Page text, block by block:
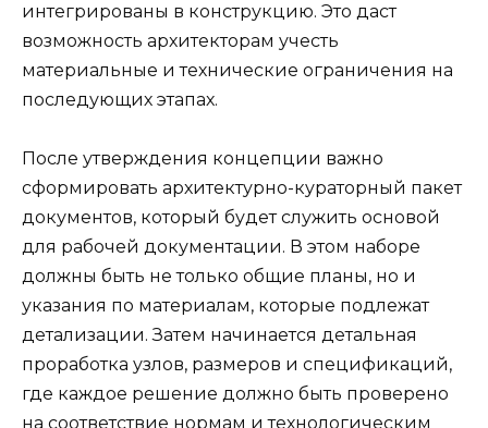
интегрированы в конструкцию. Это даст
возможность архитекторам учесть
материальные и технические ограничения на
последующих этапах.
После утверждения концепции важно
сформировать архитектурно-кураторный пакет
документов, который будет служить основой
для рабочей документации. В этом наборе
должны быть не только общие планы, но и
указания по материалам, которые подлежат
детализации. Затем начинается детальная
проработка узлов, размеров и спецификаций,
где каждое решение должно быть проверено
на соответствие нормам и технологическим